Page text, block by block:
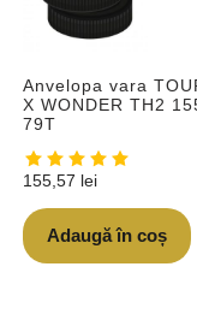
Anvelopa vara
X WONDER TH2
79T
155,57 lei
Adaugă în coș